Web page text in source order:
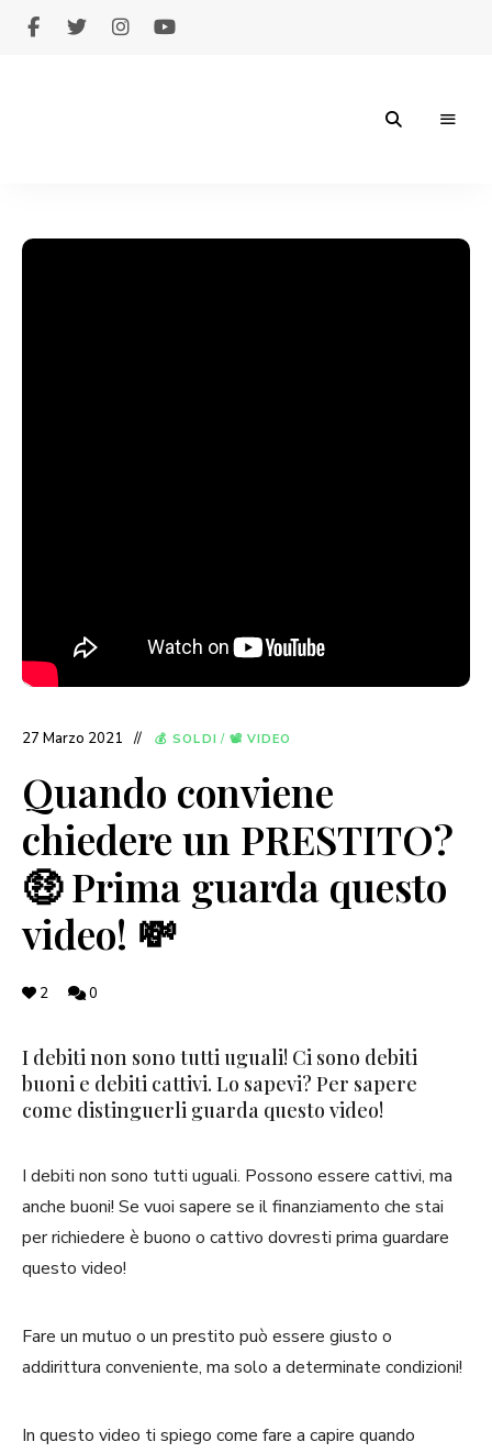
27 Marzo 2021 💰 SOLDI / 📽 VIDEO
Quando conviene
chiedere un PRESTITO?
🤑 Prima guarda questo
video! 💸
2 0
I debiti non sono tutti uguali! Ci sono debiti
buoni e debiti cattivi. Lo sapevi? Per sapere
come distinguerli guarda questo video!
I debiti non sono tutti uguali. Possono essere cattivi, ma
anche buoni! Se vuoi sapere se il finanziamento che stai
per richiedere è buono o cattivo dovresti prima guardare
questo video!
Fare un mutuo o un prestito può essere giusto o
addirittura conveniente, ma solo a determinate condizioni!
In questo video ti spiego come fare a capire quando